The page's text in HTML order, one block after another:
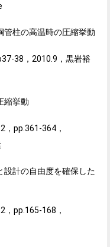
管柱の高温時の圧縮挙動
38，2010. 9， 黒岩裕
縮挙動
，pp.361-364，
設計の自由度を確保した
，pp.165-168，